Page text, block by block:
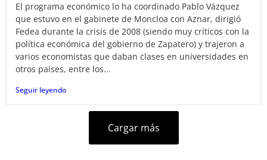
El programa económico lo ha coordinado Pablo Vázquez
que estuvo en el gabinete de Moncloa con Aznar, dirigió
Fedea durante la crisis de 2008 (siendo muy críticos con la
política económica del gobierno de Zapatero) y trajeron a
varios economistas que daban clases en universidades en
otros países, entre los...
Seguir leyendo
Cargar más